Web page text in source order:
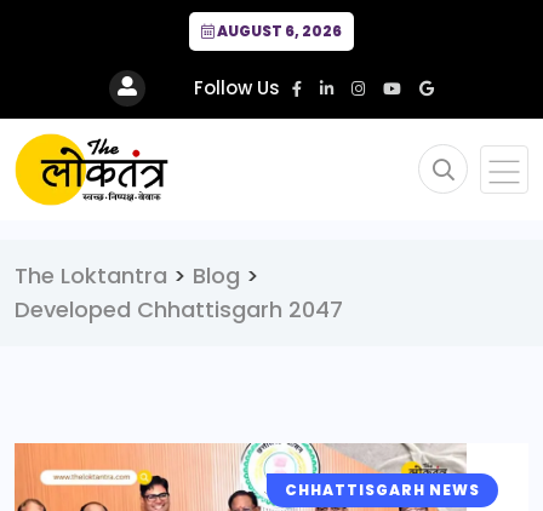
AUGUST 6, 2026
Follow Us
The Loktantra > Blog >
Developed Chhattisgarh 2047
CHHATTISGARH NEWS